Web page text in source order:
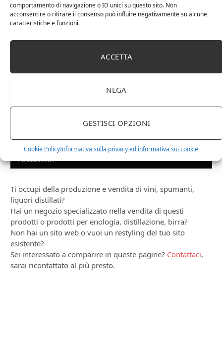
comportamento di navigazione o ID unici su questo sito. Non
acconsentire o ritirare il consenso può influire negativamente su alcune
caratteristiche e funzioni.
ACCETTA
NEGA
GESTISCI OPZIONI
Cookie PolicyInformativa sulla privacy ed informativa sui cookie
PUBBLICITÀ
Ti occupi della produzione e vendita di vini, spumanti,
liquori distillati?
Hai un negozio specializzato nella vendita di questi
prodotti o prodotti per enologia, distillazione, birra?
Non hai un sito web o vuoi un restyling del tuo sito
esistente?
Sei interessato a comparire in queste pagine? Contattaci,
sarai ricontattato al più presto.